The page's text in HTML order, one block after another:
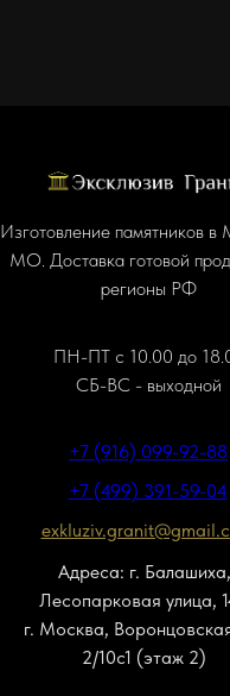
Изготовление памятников в
МО. Доставка готовой
регионы РФ
ПН-ПТ с 10.00 до
СБ-ВС - выходной
Адреса: г. Балашиха,
Лесопарковая улица,
г. Москва,
2/10с1 (этаж 2)
+7 (916) 099-92-88
+7 (499) 391-59-04